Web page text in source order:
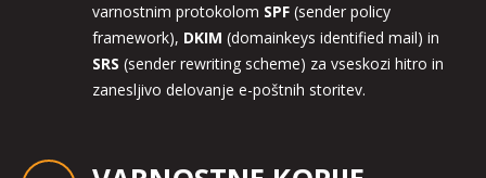
varnostnim protokolom SPF (sender policy
framework), DKIM (domainkeys identified mail) in
SRS (sender rewriting scheme) za vseskozi hitro in
zanesljivo delovanje e-poštnih storitev.